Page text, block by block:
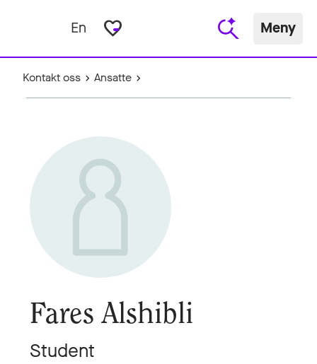
En favorite_border Meny
Kontakt oss Ansatte
Fares Alshibli
Student